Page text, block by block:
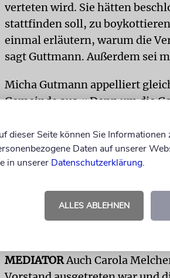
verteten wird. Sie hätten
stattfinden soll, zu
einmal erläutern, warum die
sagt Guttmann. Außerdem sei
Micha Gutmann appelliert
Gemeinde aus.« Denn um die
wären Neuwahlen. Auch
Joachim die Initiative
Wahlen einleiten zu können,
Initiative bis jetzt knapp über
ist sich Tuvia Schlesinger
MEDIATORAuch Carola
dieser Seite können Sie
Daten auf unserer
in unserer Datenschutzerklärung.
ALLES ABLEHNEN